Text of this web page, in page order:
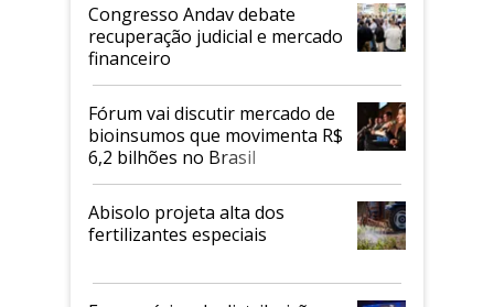
Congresso Andav debate
recuperação judicial e mercado
financeiro
Fórum vai discutir mercado de
bioinsumos que movimenta R$
6,2 bilhões no Brasil
Abisolo projeta alta dos
fertilizantes especiais